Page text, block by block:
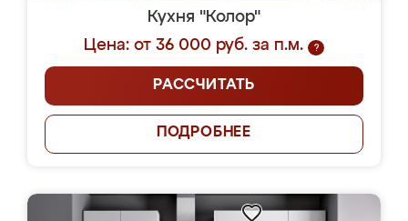
Кухня "Колор"
Цена: от 36 000 руб. за п.м.
?
РАССЧИТАТЬ
ПОДРОБНЕЕ